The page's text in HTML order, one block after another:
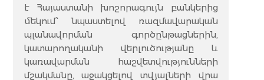
է Հայաստանի խոշորագույն բանկերից
մեկում՝ նպաստելով ռազմավարական
պլանավորման գործընթացներին,
կատարողականի վերլուծությանը և
կառավարման հաշվետվությունների
մշակմանը, աջակցելով տվյալների վրա